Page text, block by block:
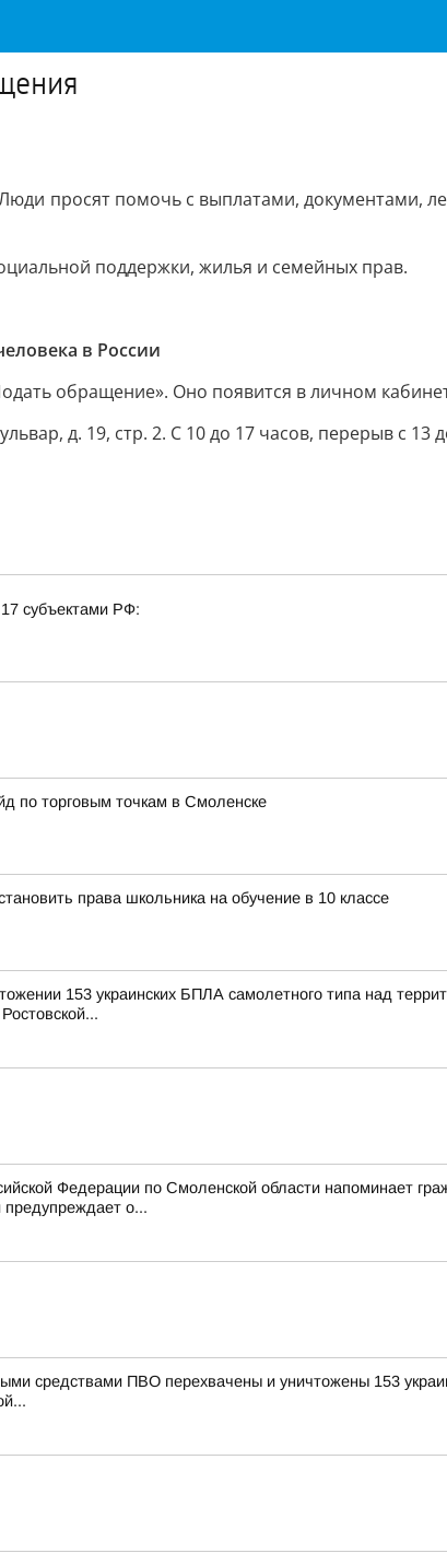
просят помочь с выплатами, документами,
поддержки, жилья и семейных прав.
в России
обращение». Оно появится в личном
д. 19, стр. 2. С 10 до 17 часов, перерыв с 13
субъектами РФ:
по торговым точкам в Смоленске
права школьника на обучение в 10 классе
153 украинских БПЛА самолетного типа над
Федерации по Смоленской области напоминает
предупреждает о...
средствами ПВО перехвачены и уничтожены 153